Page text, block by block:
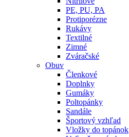
PE, PU, PA
Protiporézne
Rukávy
Textilné
Zimné
Zváračské
Obuv
Členkové
Doplnky
Gumáky
Poltopánky
Sandále
Športový vzhľad
Vložky do topánok